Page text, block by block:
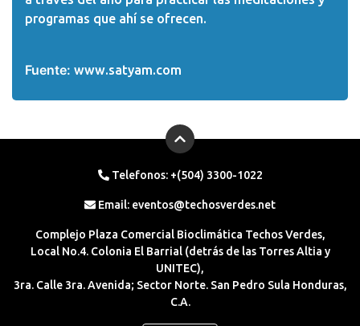
programas que ahí se ofrecen.
Fuente: www.satyam.com
Telefonos: +(504) 3300-1022
Email: eventos@techosverdes.net
Complejo Plaza Comercial Bioclimática Techos Verdes,
Local No.4. Colonia El Barrial (detrás de las Torres Altia y
UNITEC),
3ra. Calle 3ra. Avenida; Sector Norte. San Pedro Sula Honduras,
C.A.